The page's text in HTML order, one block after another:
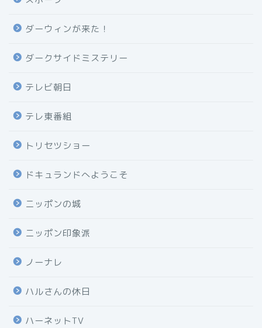
ダーウィンが来た！
ダークサイドミステリー
テレビ朝日
テレ東番組
トリセツショー
ドキュランドへようこそ
ニッポンの城
ニッポン印象派
ノーナレ
ハルさんの休日
ハーネットTV